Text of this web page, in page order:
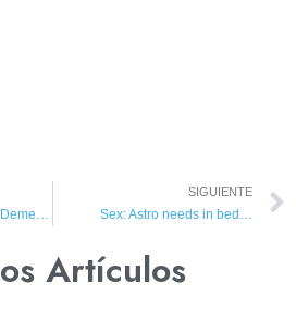
Snoring and Alzheimers, Dementia: Do you snore?
SIGUIENTE
Sex: Astro needs in bed…
Artículos​